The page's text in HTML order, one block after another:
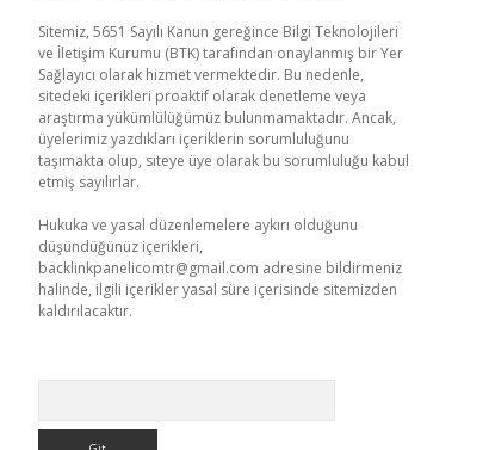
Sitemiz, 5651 Sayılı Kanun gereğince Bilgi Teknolojileri
ve İletişim Kurumu (BTK) tarafından onaylanmış bir Yer
Sağlayıcı olarak hizmet vermektedir. Bu nedenle,
sitedeki içerikleri proaktif olarak denetleme veya
araştırma yükümlülüğümüz bulunmamaktadır. Ancak,
üyelerimiz yazdıkları içeriklerin sorumluluğunu
taşımakta olup, siteye üye olarak bu sorumluluğu kabul
etmiş sayılırlar.
Hukuka ve yasal düzenlemelere aykırı olduğunu
düşündüğünüz içerikleri,
backlinkpanelicomtr@gmail.com adresine bildirmeniz
halinde, ilgili içerikler yasal süre içerisinde sitemizden
kaldırılacaktır.